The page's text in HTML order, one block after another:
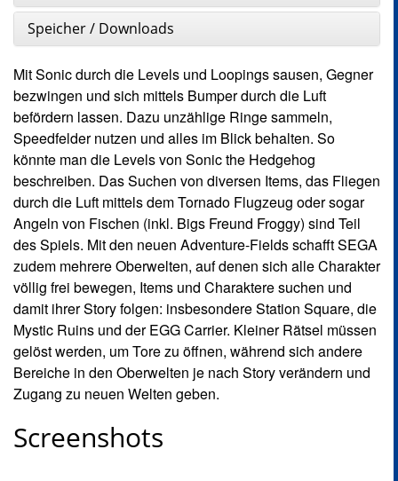
Speicher / Downloads
Mit Sonic durch die Levels und Loopings sausen, Gegner
bezwingen und sich mittels Bumper durch die Luft
befördern lassen. Dazu unzählige Ringe sammeln,
Speedfelder nutzen und alles im Blick behalten. So
könnte man die Levels von Sonic the Hedgehog
beschreiben. Das Suchen von diversen Items, das Fliegen
durch die Luft mittels dem Tornado Flugzeug oder sogar
Angeln von Fischen (inkl. Bigs Freund Froggy) sind Teil
des Spiels. Mit den neuen Adventure-Fields schafft SEGA
zudem mehrere Oberwelten, auf denen sich alle Charakter
völlig frei bewegen, Items und Charaktere suchen und
damit ihrer Story folgen: insbesondere Station Square, die
Mystic Ruins und der EGG Carrier. Kleiner Rätsel müssen
gelöst werden, um Tore zu öffnen, während sich andere
Bereiche in den Oberwelten je nach Story verändern und
Zugang zu neuen Welten geben.
Screenshots